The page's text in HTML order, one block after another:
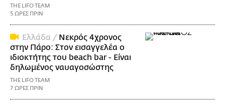
THE LIFO TEAM
5 ΩΡΕΣ ΠΡΙΝ
Ελλάδα / Νεκρός 4χρονος
στην Πάρο: Στον εισαγγελέα ο
ιδιοκτήτης του beach bar - Είναι
δηλωμένος ναυαγοσώστης
THE LIFO TEAM
7 ΩΡΕΣ ΠΡΙΝ